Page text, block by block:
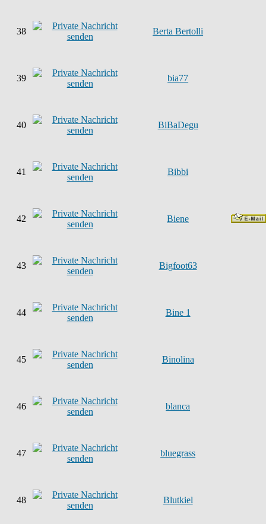
38 Berta Bertolli
39 bia77
40 BiBaDegu
41 Bibbi
42 Biene
43 Bigfoot63
44 Bine 1
45 Binolina
46 blanca
47 bluegrass
48 Blutkiel